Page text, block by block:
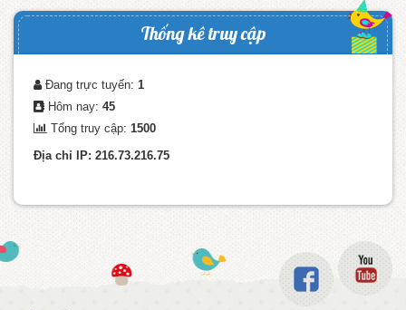
Thống kê truy cập
Đang trực tuyến: 1
Hôm nay: 45
Tổng truy cập: 1500
Địa chỉ IP: 216.73.216.75